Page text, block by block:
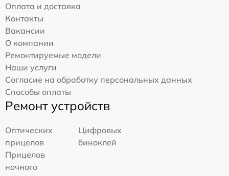
Оплата и доставка
Контакты
Вакансии
О компании
Ремонтируемые модели
Наши услуги
Согласие на обработку персональных данных
Способы оплаты
Ремонт устройств
Оптических
прицелов
Цифровых
биноклей
Прицелов
ночного